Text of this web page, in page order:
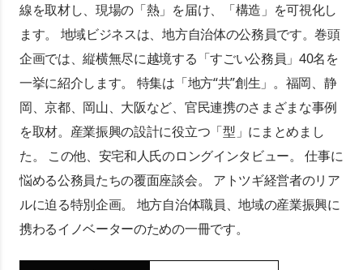
線を取材し、現場の「熱」を届け、「構造」を可視化し
ます。 地域ビジネスは、地方自治体の公務員です。巻頭
企画では、縦横無尽に越境する「すごい公務員」40名を
一挙に紹介します。 特集は「地方“共”創生」。福岡、静
岡、京都、岡山、大阪など、官民連携のさまざまな事例
を取材。産業振興の設計に役立つ「型」にまとめまし
た。 この他、安宅和人氏のロングインタビュー。 仕事に
悩める公務員たちの覆面座談会。 アトツギ経営者のリア
ルに迫る特別企画。 地方自治体職員、地域の産業振興に
携わるイノベーターのための一冊です。